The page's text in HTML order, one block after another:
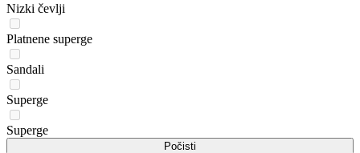
Nizki čevlji
Platnene superge
Sandali
Superge
Superge
Počisti